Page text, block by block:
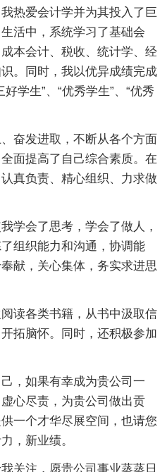
热爱会计学并为其投入了巨
活中，系统学习了基础会
本会计、税收、统计学、经
。同时，我以优异成绩完成
学生”、“优秀学生”、“优秀
奋发进取，不断从各个方面
面提高了自己综合素质。在
真负责、精心组织、力求做
学会了思考，学会了做人，
组织能力和沟通，协调能
献，关心集体，务实求进思
读各类书籍，从书中汲取信
拓脑怀。同时，还积极参加
，如果有幸成为贵公司一
心尽责，为贵公司做出贡
一个才华尽展空间，也请您
，新业绩。
关注，愿贵公司事业蒸蒸日